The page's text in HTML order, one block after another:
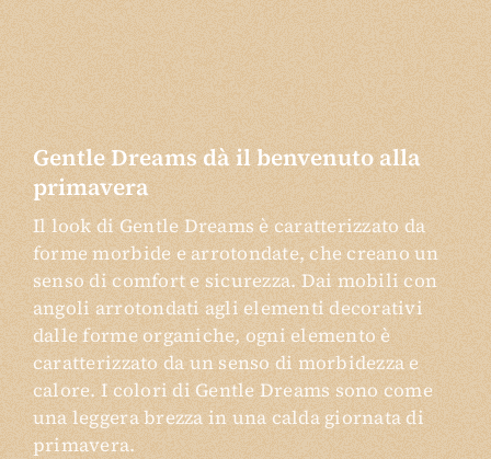
Gentle Dreams dà il benvenuto alla
primavera
Il look di Gentle Dreams è caratterizzato da
forme morbide e arrotondate, che creano un
senso di comfort e sicurezza. Dai mobili con
angoli arrotondati agli elementi decorativi
dalle forme organiche, ogni elemento è
caratterizzato da un senso di morbidezza e
calore. I colori di Gentle Dreams sono come
una leggera brezza in una calda giornata di
primavera.